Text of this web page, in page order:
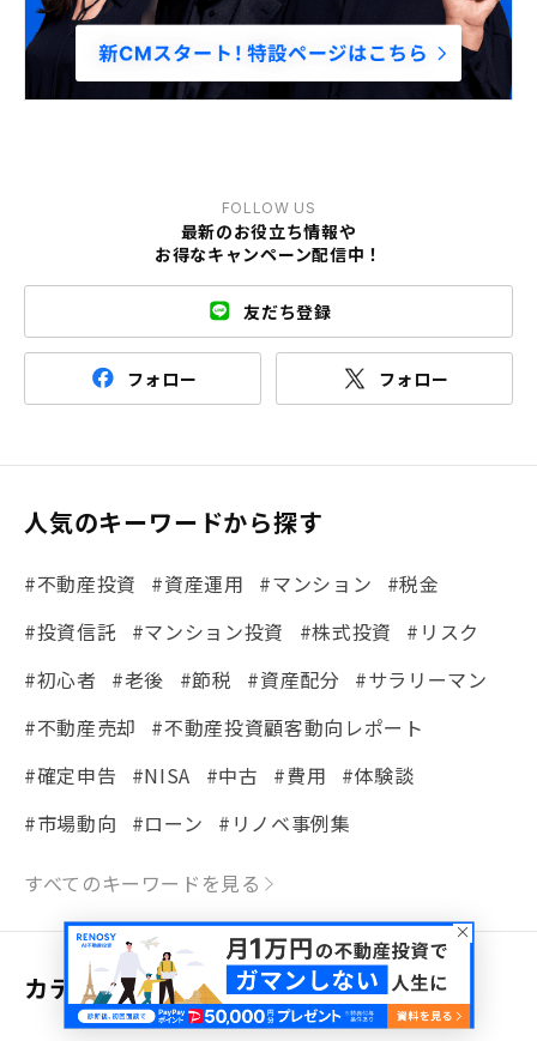
FOLLOW US
最新のお役立ち情報や
お得なキャンペーン配信中！
友だち登録
フォロー フォロー
人気のキーワードから探す
#不動産投資 #資産運用 #マンション
#税金
#投資信託
#マンション投資 #株式投資
#リスク
#初心者
#老後 #節税 #資産配分 #サラリーマン
#不動産売却
#不動産投資顧客動向レポート
#確定申告
#NISA #中古 #費用
#体験談
#市場動向
#ローン
#リノベ事例集
#シミュレーション #まちの住みやすさ発見！
#リフォーム #iDeCo
#税理士中井の課税ルール解説 #理想の暮らし
#経費 #相続 #不動産購入 #相続税
すべてのキーワードを見る
カテゴリから探す